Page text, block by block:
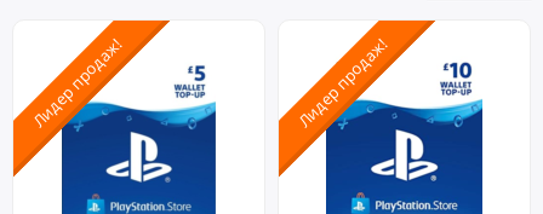
Лидер продаж! Лидер продаж!